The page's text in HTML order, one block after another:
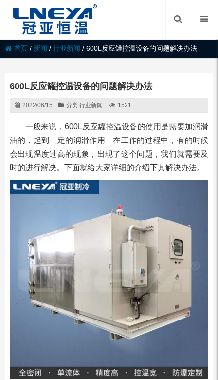
首页 / 新闻 /行业新闻 /600L反应罐控温设备的问题解决办法
600L反应罐控温设备的问题解决办法
2022/06/15 分类:行业新闻 1521
一般来说，600L反应罐控温设备的使用是需要加润滑
油的，起到一定的润滑作用，在工作的过程中，有的时候
会出现温度过高的现象，出现了这个问题，我们就需要及
时的进行解决。下面就给大家详细的介绍下其解决办法。